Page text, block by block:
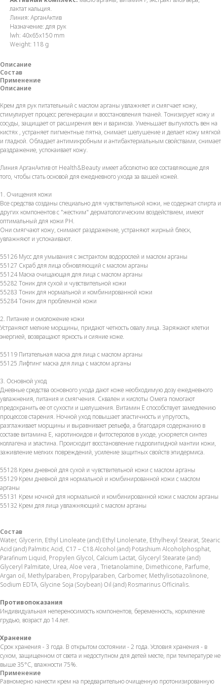
лактат кальция.
Линия: АрганАктив
Назначение: для рук
lwh: 40x65x150 mm
Weight: 118 g
Описание
Состав
Применение
Описание
Крем для рук питательный с маслом арганы увлажняет и смягчает кожу,
стимулирует процесс регенерации и восстановления тканей. Тонизирует кожу и
сосуды, защищает от расширения вен и варикоза. Уменьшает выпуклость вен на
кистях , устраняет пигментные пятна, снимает шелушение и делает кожу мягкой
и гладкой. Обладает антимикробным и антибактериальным свойствами, снимает
раздражение, успокаивает кожу.
Линия АрганАктив от Health&Beauty имеет абсолютно все составляющие для
того, чтобы стать основой для ежедневного ухода за вашей кожей.
1. Очищения кожи
Все средства созданы специально для чувствительной кожи, не содержат спирта и
других компонентов с "жестким" дерматологическим воздействием, имеют
оптимальный для кожи PH.
Они смягчают кожу, снимают раздражение, устраняют жирный блеск,
увлажняют и успокаивают.
55126 Мусс для умывания с экстрактом водорослей и маслом арганы
55127 Скраб для лица обновляющий с маслом арганы
55124 Маска очищающая для лица с маслом арганы
55282 Тоник для сухой и чувствительной кожи
55283 Тоник для нормальной и комбинированной кожи
55284 Тоник для проблемной кожи
2. Питание и омоложение кожи
Устраняют мелкие морщины, придают четкость овалу лица. Заряжают клетки
энергией, возвращают яркость и сияние коже.
55119 Питательная маска для лица с маслом арганы
55125 Лифтинг маска для лица с маслом арганы
3. Основной уход
Дневные средства основного ухода дают коже необходимую дозу ежедневного
увлажнения, питания и смягчения. Сквален и кислоты Омега помогают
предохранить ее от сухости и шелушения. Витамин Е способствует замедлению
процессов старения. Ночной уход повышает эластичность и упругость,
разглаживает морщины и выравнивает рельефа, а благодаря содержанию в
составе витамина Е, каротиноидов и фитостеролов в уходе, ускоряется синтез
коллагена и эластина. Происходит восстановление гидролипидной мантии кожи,
заживление мелких повреждений, усиление защитных свойств эпидермиса.
55128 Крем дневной для сухой и чувствительной кожи с маслом арганы
55129 Крем дневной для нормальной и комбинированной кожи с маслом
арганы
55131 Крем ночной для нормальной и комбинированной кожи с маслом арганы
55132 Крем для лица увлажняющий с маслом арганы
Состав
Water, Glycerin, Ethyl Linoleate (and) Ethyl Linolenate, Ethylhexyl Stearat, Stearic
Acid (and) Palmitic Acid, C17 – C18 Alcohol (and) Potashium Alcoholphosphat,
Parafinum Liquid, Propylen Glycol, Calcium Lactat, Glyceryl Stearate (and)
Glyceryl Palmitate, Urea, Aloe vera , Trietanolamine, Dimethicone, Parfume,
Argan oil, Methylparaben, Propylparaben, Carbomer, Methylisotiazolinone,
Sodium EDTA, Glycine Soja (Soybean) Oil (and) Rosmarinus Officinalis.
Противопоказания
Индивидуальная непереносимость компонентов, беременность, кормление
грудью, возраст до 14 лет.
Хранение
Срок хранения - 3 года. В открытом состоянии - 2 года. Условия хранения - в
сухом, защищенном от света и недоступном для детей месте, при температуре не
выше 35°С, влажности 75%.
Применение
Равномерно нанести крем на предварительно очищенную протонизированную